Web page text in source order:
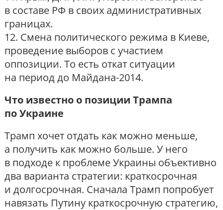
в составе РФ в своих административных
границах.
12. Смена политического режима в Киеве,
проведение выборов с участием
оппозиции. То есть откат ситуации
на период до Майдана-2014.
Что известно о позиции Трампа
по Украине
Трамп хочет отдать как можно меньше,
а получить как можно больше. У него
в подходе к проблеме Украины объективно
два варианта стратегии: краткосрочная
и долгосрочная. Сначала Трамп попробует
навязать Путину краткосрочную стратегию,